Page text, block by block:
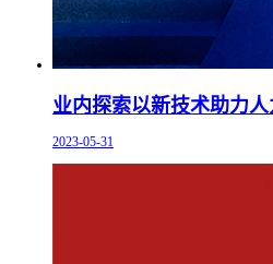
业内探索以新技术助力
2023-05-31